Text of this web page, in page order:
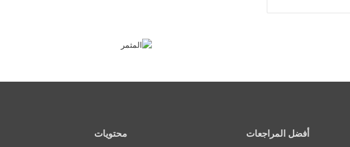
أفضل المراجعات محتويات